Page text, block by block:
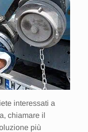
interessati a
chiamare il
più